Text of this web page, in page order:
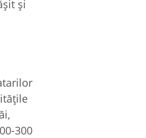
și
300